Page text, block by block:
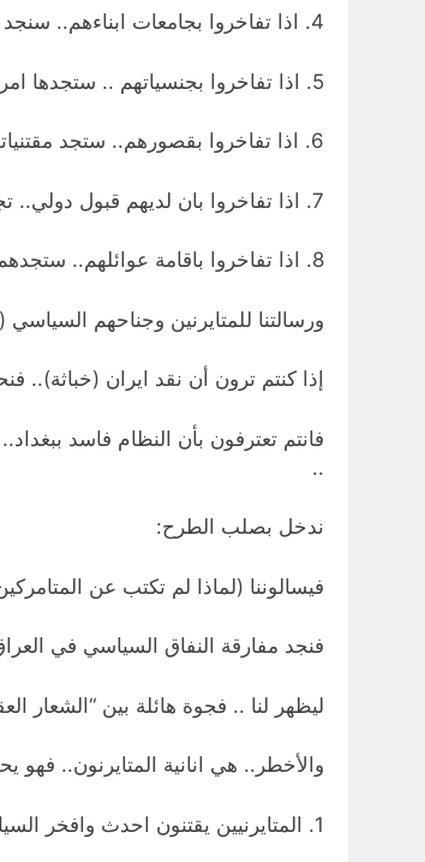
4. اذا تفاخروا بجامعات ابناءهم.. سنجد ابناءهم في ارقى الجامعات الامريكية والغربية..
5. اذا تفاخروا بجنسياتهم .. ستجدها امريكية وغربية..
6. اذا تفاخروا بقصورهم.. ستجد مقتنياتها من ارقى المناشأ الاوربية الغربي والامريكية..
7. اذا تفاخروا بان لديهم قبول دولي.. تجدهم يلهثون للحصول ولو صورة مع الرئيس الامريكي ..
8. اذا تفاخروا باقامة عوائلهم.. ستجدهم يتفاخرون بانهم بعواصم ارقى الدول الغربية وامريكا.. وليس بقم او مشهد. او طهران..او بكين او موسكو..
ورسالتنا للمتايرنين وجناحهم السياسي
إذا كنتم ترون أن نقد ايران (خباثة)..
فانتم تعترفون بأن النظام فاسد
..
ندخل بصلب الطرح:
فيسالوننا (لماذا لم تكتب عن
فنجد مفارقة النفاق السياسي في
ليظهر لنا .. فجوة هائلة بين “الشعار
والأخطر.. هي انانية المتايرنون.. فهو
1. المتايرنيين يقتنون احدث وافخر السيارات الامريكية وارتالها الحديثة كالتاهو..: